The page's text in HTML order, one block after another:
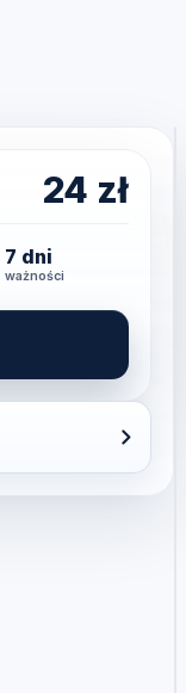
24 zł
7 dni
ważności